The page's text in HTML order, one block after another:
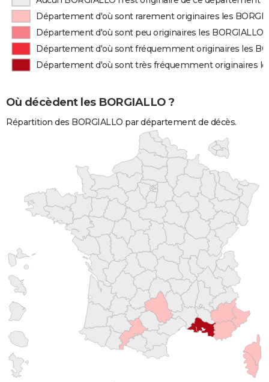
Département d'où sont rarement originaires les
Département d'où sont peu originaires les BORGIALLO
Département d'où sont fréquemment originaires les
Département d'où sont très fréquemment originaires
Où décèdent les BORGIALLO ?
Répartition des BORGIALLO par département de décès.